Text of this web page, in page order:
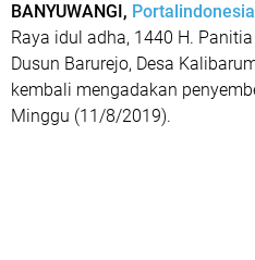
BANYUWANGI,
Raya idul adha, 1440 H.
Dusun Barurejo, Desa
kembali mengadakan
Minggu (11/8/2019).